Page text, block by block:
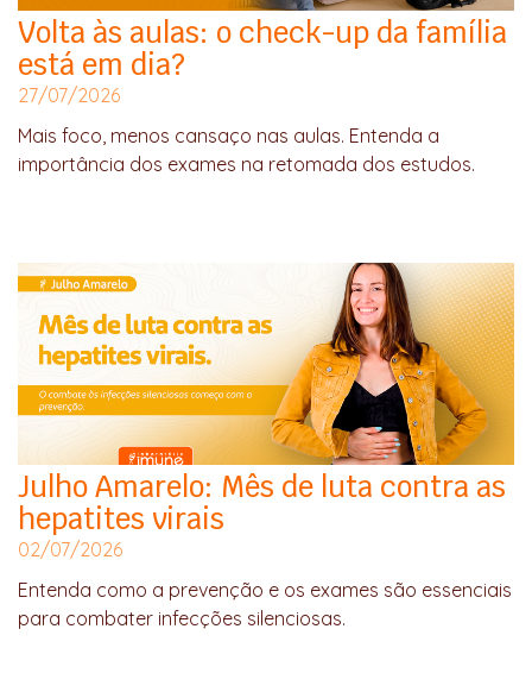
Volta às aulas: o check-up da família
está em dia?
27/07/2026
Mais foco, menos cansaço nas aulas. Entenda a
importância dos exames na retomada dos estudos.
Julho Amarelo: Mês de luta contra as
hepatites virais
02/07/2026
Entenda como a prevenção e os exames são essenciais
para combater infecções silenciosas.